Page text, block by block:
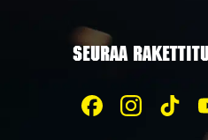
SEURAA